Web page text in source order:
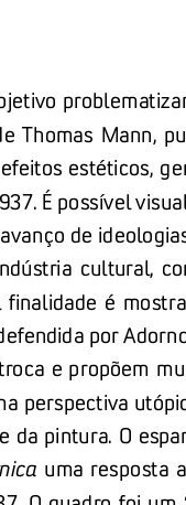
Thomas  Mann,
estéticos,
É possível
de
cultural,
finalidade  é
por
e propõem
perspectiva
da pintura. O
uma  resposta
O quadro foi